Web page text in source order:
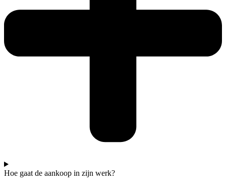
Hoe gaat de aankoop in zijn werk?